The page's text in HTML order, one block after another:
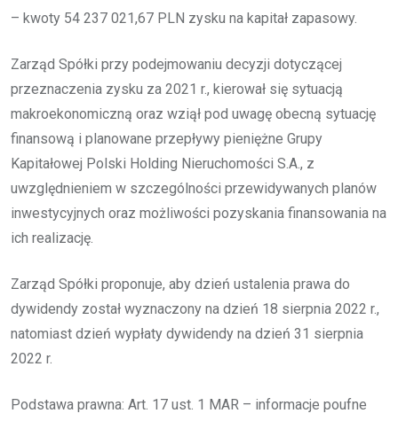
– kwoty 54 237 021,67 PLN zysku na kapitał zapasowy.
Zarząd Spółki przy podejmowaniu decyzji dotyczącej
przeznaczenia zysku za 2021 r., kierował się sytuacją
makroekonomiczną oraz wziął pod uwagę obecną sytuację
finansową i planowane przepływy pieniężne Grupy
Kapitałowej Polski Holding Nieruchomości S.A., z
uwzględnieniem w szczególności przewidywanych planów
inwestycyjnych oraz możliwości pozyskania finansowania na
ich realizację.
Zarząd Spółki proponuje, aby dzień ustalenia prawa do
dywidendy został wyznaczony na dzień 18 sierpnia 2022 r.,
natomiast dzień wypłaty dywidendy na dzień 31 sierpnia
2022 r.
Podstawa prawna: Art. 17 ust. 1 MAR – informacje poufne